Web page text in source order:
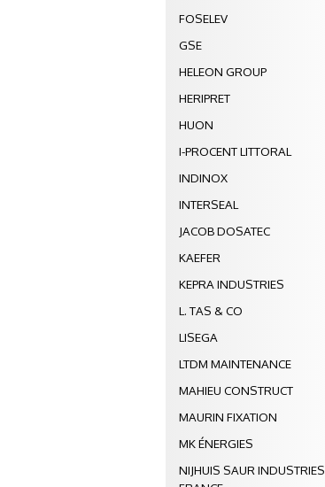
FOSELEV
GSE
HELEON GROUP
HERIPRET
HUON
I-PROCENT LITTORAL
INDINOX
INTERSEAL
JACOB DOSATEC
KAEFER
KEPRA INDUSTRIES
L. TAS & CO
LISEGA
LTDM MAINTENANCE
MAHIEU CONSTRUCT
MAURIN FIXATION
MK ÉNERGIES
NIJHUIS SAUR INDUSTRIES